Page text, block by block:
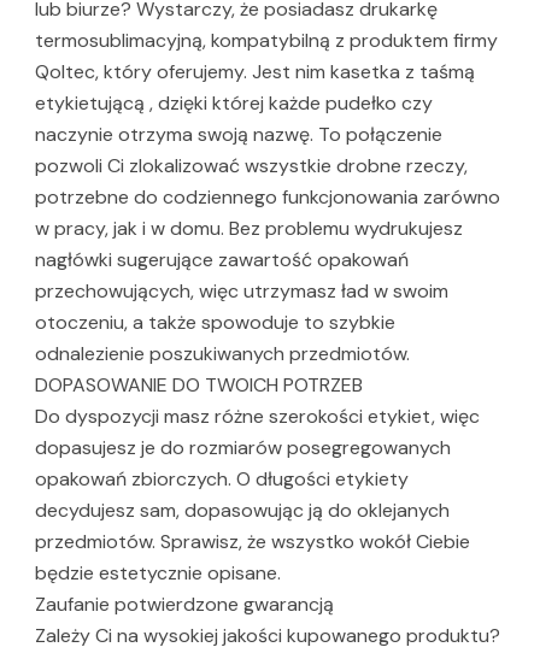
lub biurze? Wystarczy, że posiadasz drukarkę
termosublimacyjną, kompatybilną z produktem firmy
Qoltec, który oferujemy. Jest nim kasetka z taśmą
etykietującą , dzięki której każde pudełko czy
naczynie otrzyma swoją nazwę. To połączenie
pozwoli Ci zlokalizować wszystkie drobne rzeczy,
potrzebne do codziennego funkcjonowania zarówno
w pracy, jak i w domu. Bez problemu wydrukujesz
nagłówki sugerujące zawartość opakowań
przechowujących, więc utrzymasz ład w swoim
otoczeniu, a także spowoduje to szybkie
odnalezienie poszukiwanych przedmiotów.
DOPASOWANIE DO TWOICH POTRZEB
Do dyspozycji masz różne szerokości etykiet, więc
dopasujesz je do rozmiarów posegregowanych
opakowań zbiorczych. O długości etykiety
decydujesz sam, dopasowując ją do oklejanych
przedmiotów. Sprawisz, że wszystko wokół Ciebie
będzie estetycznie opisane.
Zaufanie potwierdzone gwarancją
Zależy Ci na wysokiej jakości kupowanego produktu?